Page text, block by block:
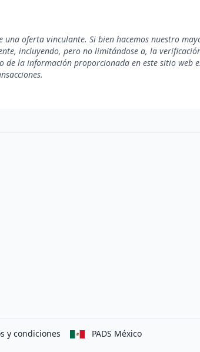
oferta vinculante. Si bien hacemos nuestro
incluyendo, pero no limitándose a, la
la información proporcionada en este sitio
y condiciones PADS México